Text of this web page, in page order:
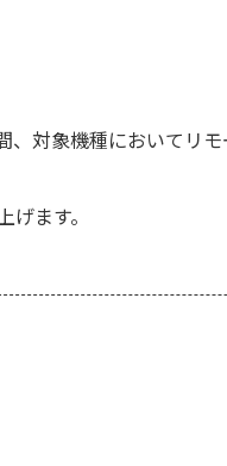
対象機種においてリ
ます。